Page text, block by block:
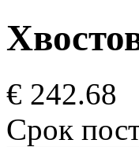
€ 242.68
Срок